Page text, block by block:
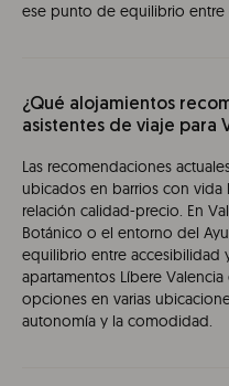
ese punto de equilibrio entre
¿Qué alojamientos
asistentes de viaje para
Las recomendaciones
ubicados en barrios con
relación calidad-precio. En
Botánico o el entorno del
equilibrio entre accesibilidad
apartamentos Líbere
opciones en varias
autonomía y la comodidad.